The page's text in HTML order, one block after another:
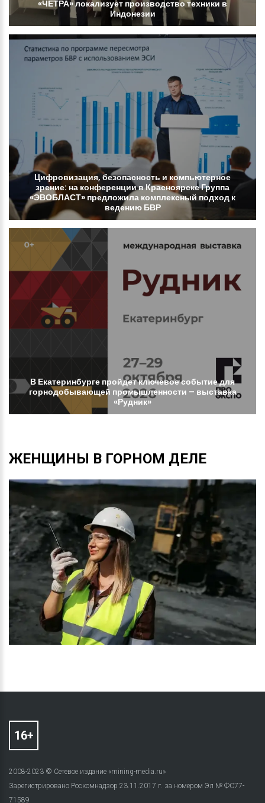
«ЧЕТРА»локализует производствотехники в
Индонезии
Цифровизация, безопасность и компьютерное
зрение: на конференциивКрасноярскеГруппа
«ЭВОБЛАСТ» предложила комплексный подход к
ведению БВР
В Екатеринбурге пройдетключевоесобытиедля
горнодобывающей промышленности – выставка
«Рудник»
ЖЕНЩИНЫ В ГОРНОМ ДЕЛЕ
2008-2023 © Сетевое издание «mining-media.ru»
Зарегистрировано Роскомнадзор 23.11.2017 г. за номером Эл № ФС77-
71589